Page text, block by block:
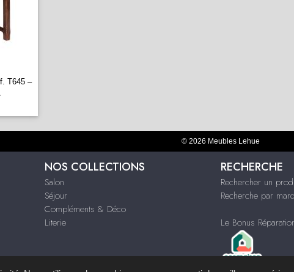
T645 –
© 2026 Meubles Lehue
NOS COLLECTIONS
Salon
Séjour
Compléments & Déco
Literie
RECHERCHE
Rechercher un
Recherche par
Le Bonus